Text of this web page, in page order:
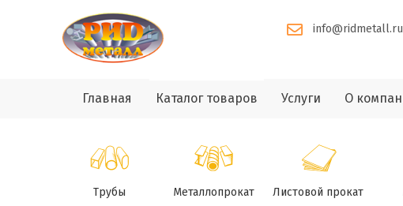
info@ridmetall.ru
Главная Каталог товаров Услуги О
Трубы Металлопрокат Листовой прокат